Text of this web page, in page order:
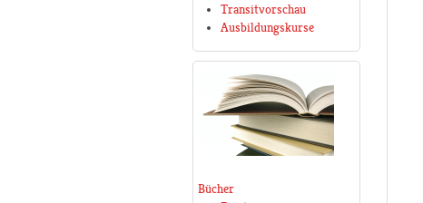
Transitvorschau
Ausbildungskurse
Bücher